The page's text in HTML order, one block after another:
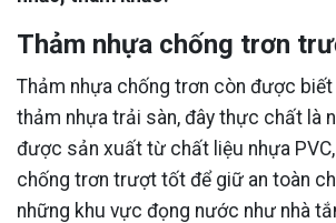
Thảm nhựa chống trơn
Thảm nhựa chống trơn còn được biết
thảm nhựa trải sàn, đây thực chất là
được sản xuất từ chất liệu nhựa
chống trơn trượt tốt để giữ an toàn
những khu vực đọng nước như nhà